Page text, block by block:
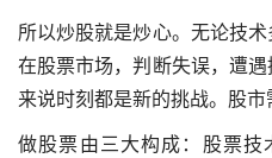
所以炒股就是炒心。无论技
在股票市场，判断失误，遭
来说时刻都是新的挑战。股市
做股票由三大构成：股票